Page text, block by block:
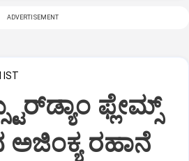
ADVERTISEMENT
IST
ಫ್ಲೇಮ್ಸ್‌
ರಹಾನೆ